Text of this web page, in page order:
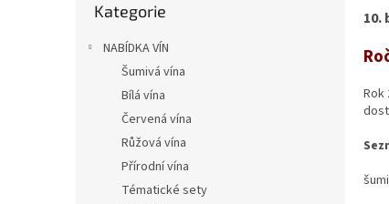
kategorie
Kategorie
NABÍDKA VÍN
Šumivá vína
Bílá vína
Červená vína
Růžová vína
Přírodní vína
Tématické sety
10.
Rok